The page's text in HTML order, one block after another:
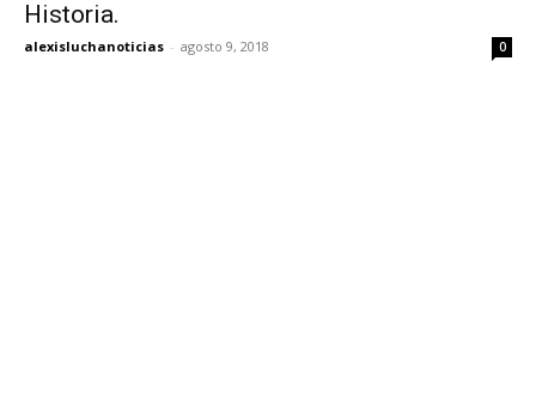
Historia.
alexisluchanoticias - agosto 9, 2018 0